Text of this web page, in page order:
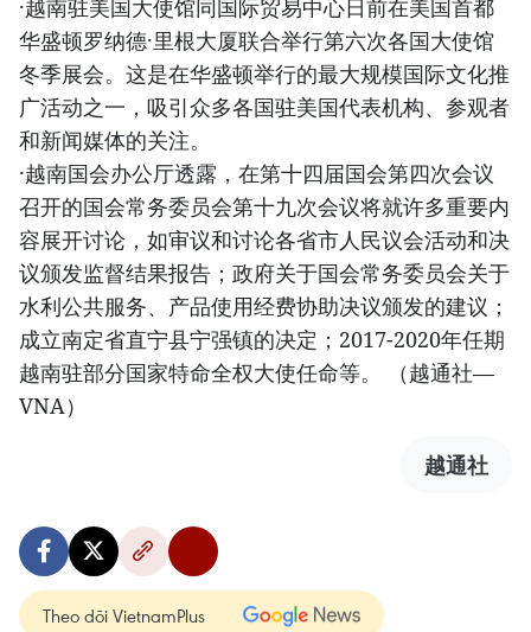
·越南驻美国大使馆同国际贸易中心日前在美国首都
华盛顿罗纳德·里根大厦联合举行第六次各国大使馆
冬季展会。这是在华盛顿举行的最大规模国际文化推
广活动之一，吸引众多各国驻美国代表机构、参观者
和新闻媒体的关注。
·越南国会办公厅透露，在第十四届国会第四次会议
召开的国会常务委员会第十九次会议将就许多重要内
容展开讨论，如审议和讨论各省市人民议会活动和决
议颁发监督结果报告；政府关于国会常务委员会关于
水利公共服务、产品使用经费协助决议颁发的建议；
成立南定省直宁县宁强镇的决定；2017-2020年任期
越南驻部分国家特命全权大使任命等。 （越通社—
VNA）
越通社
Theo dõi VietnamPlus